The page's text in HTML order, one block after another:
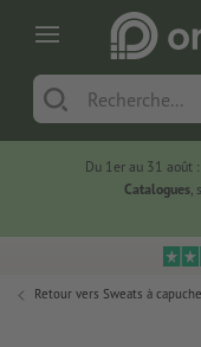
Du 1er au 31 août :
Catalogues,
Retour vers Sweats à